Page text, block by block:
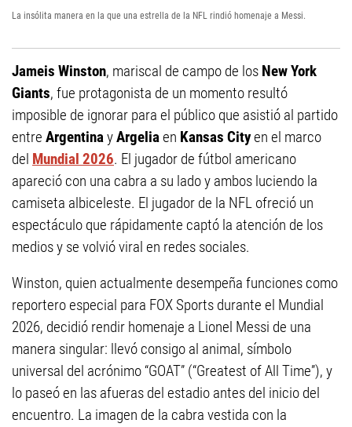
La insólita manera en la que una estrella de la NFL rindió homenaje a Messi.
Jameis Winston, mariscal de campo de los New York
Giants, fue protagonista de un momento resultó
imposible de ignorar para el público que asistió al partido
entre ArgentinayArgeliaen Kansas Cityen el marco
del Mundial 2026. El jugador de fútbol americano
apareció con una cabra a su lado y ambos luciendo la
camiseta albiceleste. El jugador de la NFL ofreció un
espectáculo que rápidamente captó la atención de los
medios y se volvió viral en redes sociales.
Winston, quien actualmente desempeña funciones como
reportero especial para FOX Sports durante el Mundial
2026, decidió rendir homenaje a Lionel Messi de una
manera singular: llevó consigo al animal, símbolo
universal del acrónimo “GOAT” (“Greatest of All Time”), y
lo paseó en las afueras del estadio antes del inicio del
encuentro. La imagen de la cabra vestida con la